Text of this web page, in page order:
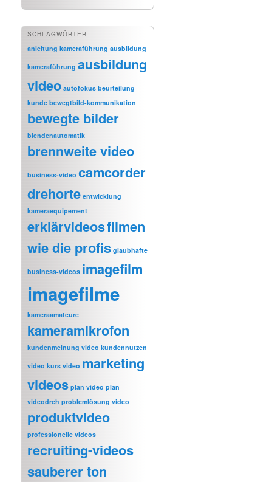
SCHLAGWÖRTER
anleitung kameraführung ausbildung
kameraführung ausbildung
video autofokus beurteilung
kunde bewegtbild-kommunikation
bewegte bilder
blendenautomatik
brennweite video
business-video camcorder
drehorte entwicklung
kameraequipement
erklärvideosfilmen
wie die profis glaubhafte
business-videos imagefilm
imagefilme
kameraamateure
kameramikrofon
kundenmeinung video kundennutzen
video kurs video marketing
videos plan video plan
videodreh problemlösung video
produktvideo
professionelle videos
recruiting-videos
sauberer ton